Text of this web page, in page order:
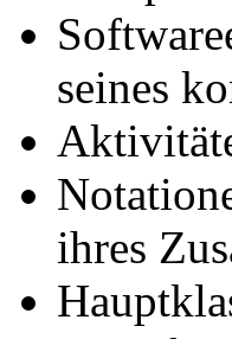
seines
ihres